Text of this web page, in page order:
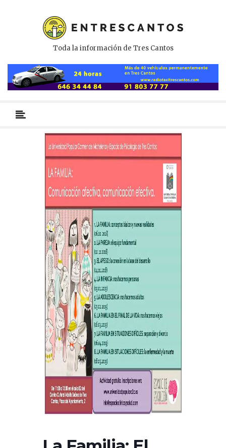
Toda la información de Tres Cantos
primario